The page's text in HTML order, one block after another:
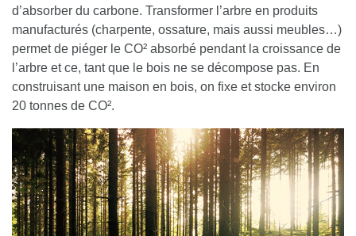
d’absorber du carbone. Transformer l’arbre en produits
manufacturés (charpente, ossature, mais aussi meubles…)
permetde piéger le CO² absorbé pendant la croissance de
l’arbre et ce, tant que le bois ne se décompose pas. En
construisant une maison en bois, on fixe et stocke environ
20 tonnes de CO².